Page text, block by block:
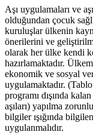
Aşı uygulamaları ve
olduğundan çocuk
kuruluşlar ülkenin
önerilerini ve
olarak her ülke kendi
hazırlamaktadır.
ekonomik ve sosyal
uygulamaktadır.
programı dışında
aşıları) yapılma
bilgiler ışığında
uygulanmalıdır.